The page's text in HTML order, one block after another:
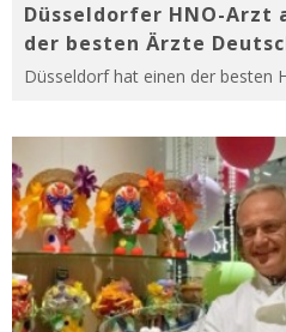
Düsseldorfer HNO-Arzt
der besten Ärzte
Düsseldorf hat einen der besten